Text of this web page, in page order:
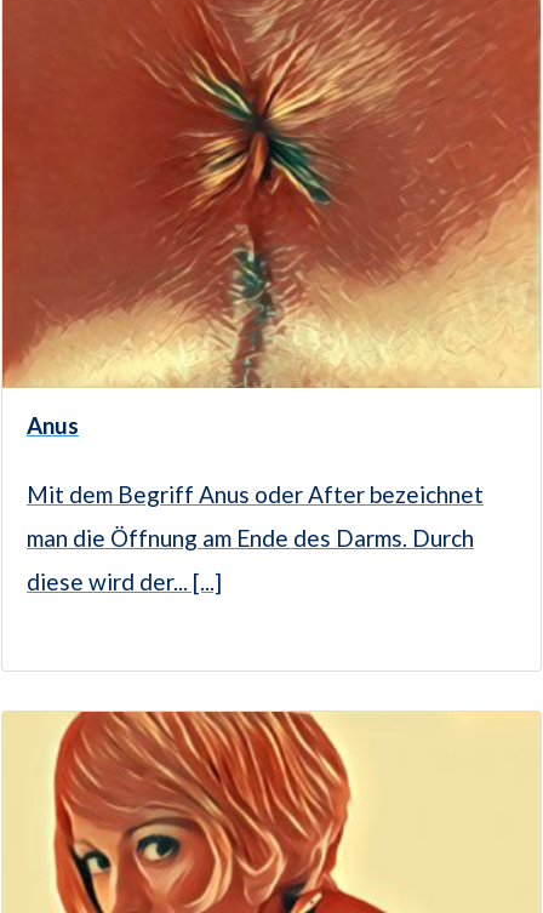
Anus
Mit dem Begriff Anus oder After bezeichnet
man die Öffnung am Ende des Darms. Durch
diese wird der... [...]